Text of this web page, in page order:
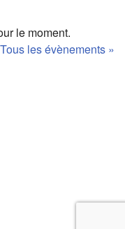
le moment.
Tous les évènements »